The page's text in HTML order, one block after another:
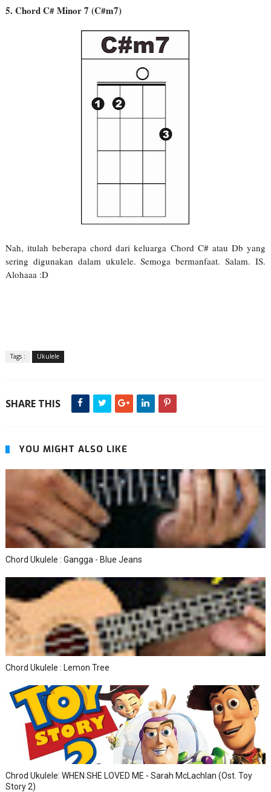
5. Chord C# Minor 7 (C#m7)
Nah, itulah beberapa chord dari keluarga Chord C# atau Db yang
sering digunakan dalam ukulele. Semoga bermanfaat. Salam. IS.
Alohaaa :D
Tags : Ukulele
SHARE THIS
YOU MIGHT ALSO LIKE
Chord Ukulele : Gangga - Blue Jeans
Chord Ukulele : Lemon Tree
Chrod Ukulele: WHEN SHE LOVED ME - Sarah McLachlan (Ost. Toy
Story 2)